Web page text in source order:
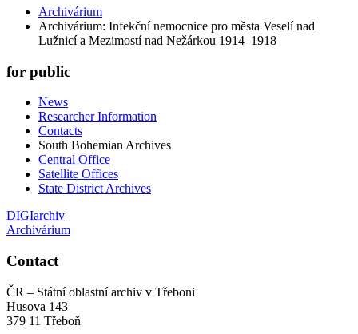
Archivárium
Archivárium: Infekční nemocnice pro města Veselí nad
Lužnicí a Mezimostí nad Nežárkou 1914–1918
for public
News
Researcher Information
Contacts
South Bohemian Archives
Central Office
Satellite Offices
State District Archives
DIGIarchiv
Archivárium
Contact
ČR – Státní oblastní archiv v Třeboni
Husova 143
379 11 Třeboň